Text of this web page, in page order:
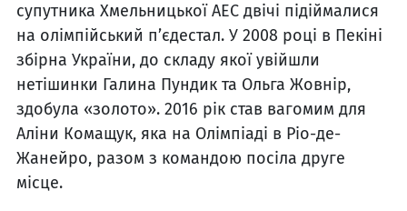
супутника Хмельницької АЕС двічі підіймалися
на олімпійський п’єдестал. У 2008 році в Пекіні
збірна України, до складу якої увійшли
нетішинки Галина Пундик та Ольга Жовнір,
здобула «золото». 2016 рік став вагомим для
Аліни Комащук, яка на Олімпіаді в Ріо-де-
Жанейро, разом з командою посіла друге
місце.